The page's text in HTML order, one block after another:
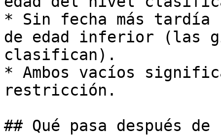
* Sin fecha más
de edad inferior (las
clasifican).
* Ambos vacíos
restricción.
## Qué pasa después